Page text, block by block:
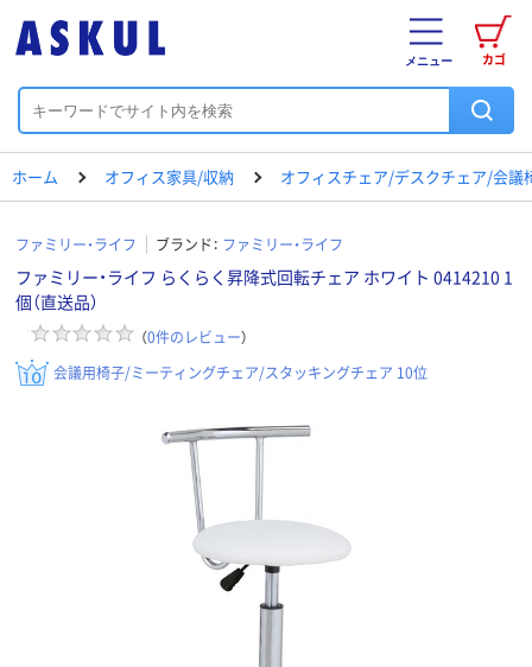
カゴ
メニュー
ホーム オフィス家具/収納 オフィスチェア/デスクチェア/会議
ファミリー・ライフ ブランド： ファミリー・ライフ
ファミリー・ライフ らくらく昇降式回転チェア ホワイト 0414210 1
個（直送品）
（0件のレビュー）
会議用椅子/ミーティングチェア/スタッキングチェア 10位